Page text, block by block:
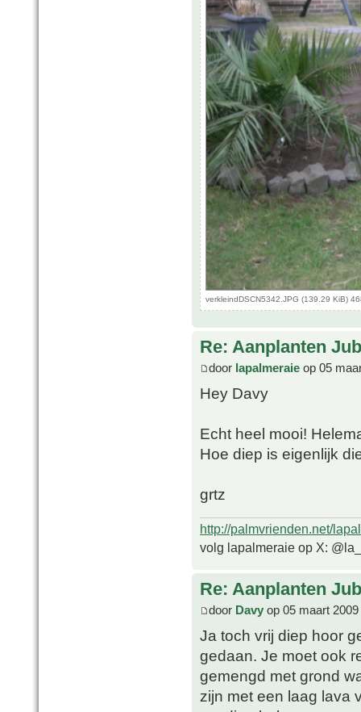
verkleindDSCN5342.JPG (139.29 KiB)
Re: Aanplanten
door lapalmeraie op 05
Hey Davy
Echt heel mooi!
Hoe diep is eigenlijk
grtz
http://palmvrienden.net/
volg lapalmeraie op X:
Re: Aanplanten
door Davy op 05 maart
Ja toch vrij diep hoor
gedaan. Je moet ook
gemengd met grond
zijn met een laag lava